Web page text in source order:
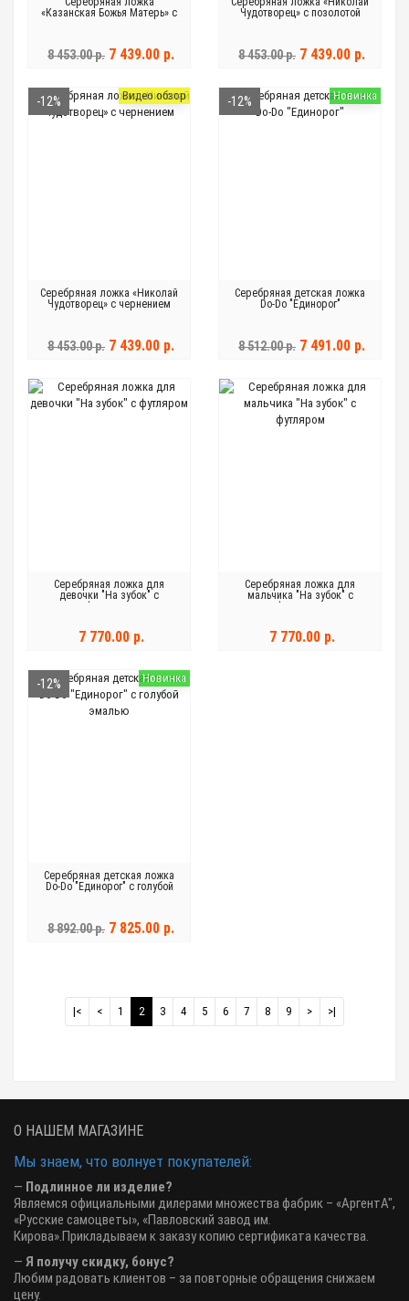
«Казанская Божья Матерь» с
8 453.00 р. 7 439.00 р.
Чудотворец» с позолотой
8 453.00 р. 7 439.00 р.
Видео обзор
-12%
Серебряная ложка «Николай
Чудотворец» с чернением
8 453.00 р. 7 439.00 р.
Новинка
-12%
Серебряная детская ложка
Do-Do "Единорог"
8 512.00 р. 7 491.00 р.
Серебряная ложка для
девочки "На зубок" с
футляром
7 770.00 р.
Серебряная ложка для
мальчика "На зубок" с
футляром
7 770.00 р.
Новинка
-12%
Серебряная детская ложка
Do-Do "Единорог" с голубой
8 892.00 р. 7 825.00 р.
|< < 1 2 3 4 5 6 7 8 9 > >|
О НАШЕМ МАГАЗИНЕ
Мы знаем, что волнует покупателей:
— Подлинное ли изделие?
Являемся официальными дилерами множества фабрик – «АргентА",
«Русские самоцветы», «Павловский завод им.
Кирова».Прикладываем к заказу копию сертификата качества.
— Я получу скидку, бонус?
Любим радовать клиентов – за повторные обращения снижаем
цену.